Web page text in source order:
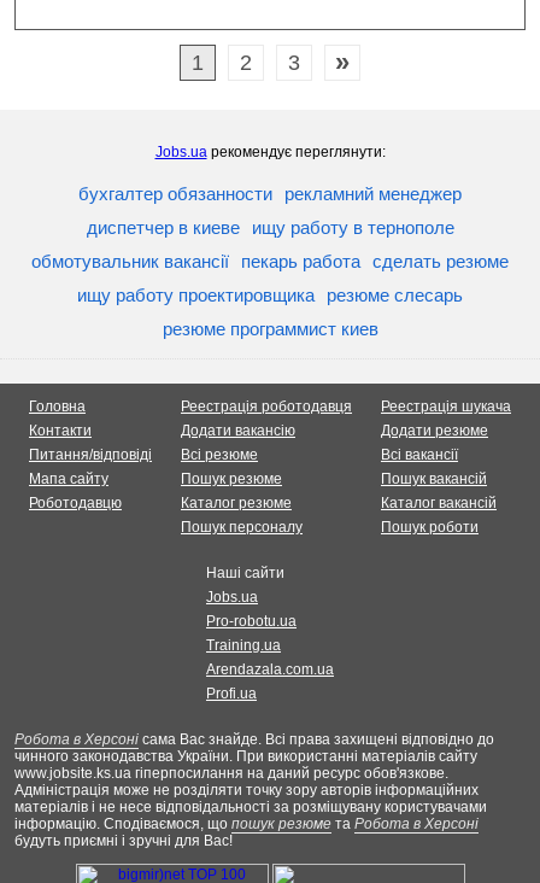
1 2 3 »
Jobs.uaрекомендує переглянути:
бухгалтер обязанности
рекламний менеджер
диспетчер в киеве
ищу работу в тернополе
обмотувальник вакансії
пекарь работа сделать резюме
ищу работу проектировщика
резюме слесарь
резюме программист киев
Головна
Контакти
Питання/відповіді
Мапа сайту
Роботодавцю
Реестрація роботодавця
Додати вакансію
Всі резюме
Пошук резюме
Каталог резюме
Пошук персоналу
Реестрація шукача
Додати резюме
Всі вакансії
Пошук вакансій
Каталог вакансій
Пошук роботи
Наші сайти
Jobs.ua
Pro-robotu.ua
Training.ua
Arendazala.com.ua
Profi.ua
Робота в Херсоні сама Вас знайде. Всі права захищені відповідно до
чинного законодавства України. При використанні матеріалів сайту
www.jobsite.ks.ua гіперпосилання на даний ресурс обов'язкове.
Адміністрація може не розділяти точку зору авторів інформаційних
матеріалів і не несе відповідальності за розміщувану користувачами
інформацію. Сподіваємося, що пошук резюме та Робота в Херсоні
будуть приємні і зручні для Вас!